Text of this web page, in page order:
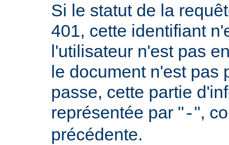
Si le statut de la
401, cette identifiant
l'utilisateur n'est pas
le document n'est pas
passe, cette partie
représentée par "-",
précédente.